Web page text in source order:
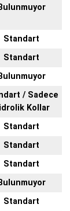
Bulunmuyor
Standart
Standart
Bulunmuyor
/ Sadece
Kollar
Standart
Standart
Standart
Bulunmuyor
Standart